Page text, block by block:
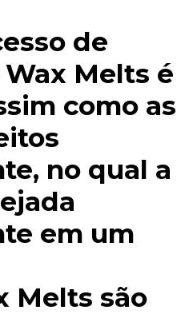
de
Melts é
como as
no qual a
em um
Melts são